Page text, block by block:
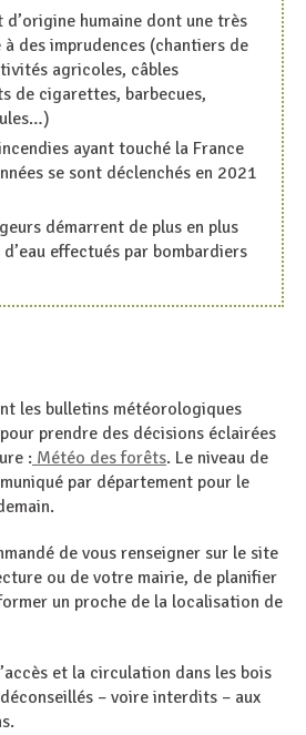
d’origine humaine dont une très
des imprudences (chantiers de
agricoles, câbles
de cigarettes, barbecues,
ayant touché la France
se sont déclenchés en 2021
démarrent de plus en plus
effectués par bombardiers
les bulletins météorologiques
prendre des décisions éclairées
: Météo des forêts. Le niveau de
par département pour le
de vous renseigner sur le site
ou de votre mairie, de planifier
un proche de la localisation de
et la circulation dans les bois
– voire interdits – aux